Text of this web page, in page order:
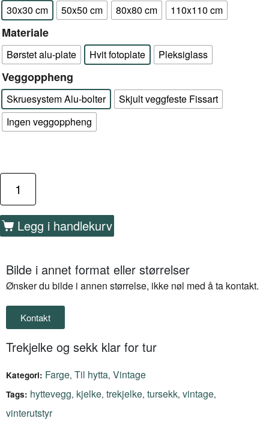
30x30 cm 50x50 cm 80x80 cm 110x110 cm
Materiale
Børstet alu-plate Hvit fotoplate Pleksiglass
Veggoppheng
Skruesystem Alu-bolter
Skjult veggfeste Fissart
Ingen veggoppheng
Legg i handlekurv
Bilde i annet format eller størrelser
Ønsker du bilde i annen størrelse, ikke nøl med å ta kontakt.
Kontakt
Trekjelke og sekk klar for tur
Kategori: Farge, Til hytta, Vintage
Tags: hyttevegg, kjelke, trekjelke, tursekk, vintage,
vinterutstyr